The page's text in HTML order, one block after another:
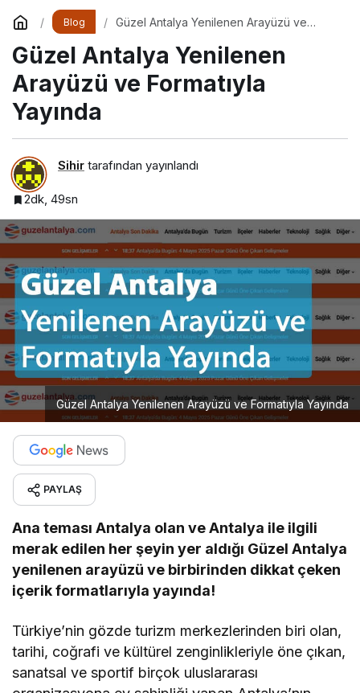
Blog
Güzel Antalya Yenilenen Arayüzü ve
Güzel Antalya Yenilenen
Arayüzü ve Formatıyla
Yayında
Sihir tarafından yayınlandı
2dk, 49sn
Güzel Antalya Yenilenen Arayüzü ve Formatıyla Yayında
PAYLAŞ
Ana teması Antalya olan ve Antalya ile ilgili
merak edilen her şeyin yer aldığı Güzel Antalya
yenilenen arayüzü ve birbirinden dikkat çeken
içerik formatlarıyla yayında!
Türkiye’nin gözde turizm merkezlerinden biri olan,
tarihi, coğrafi ve kültürel zenginlikleriyle öne çıkan,
sanatsal ve sportif birçok uluslararası